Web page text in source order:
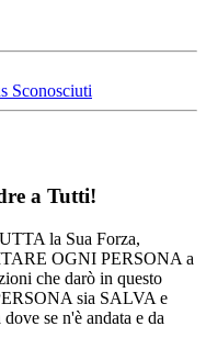
Sconosciuti
a Tutti!
la Sua Forza,
OGNI PERSONA a
che darò in questo
sia SALVA e
se n'è andata e da